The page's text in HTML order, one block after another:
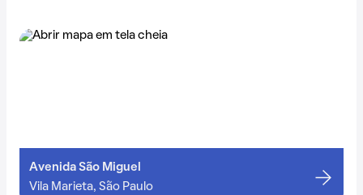
Avenida São Miguel
Vila Marieta, São Paulo